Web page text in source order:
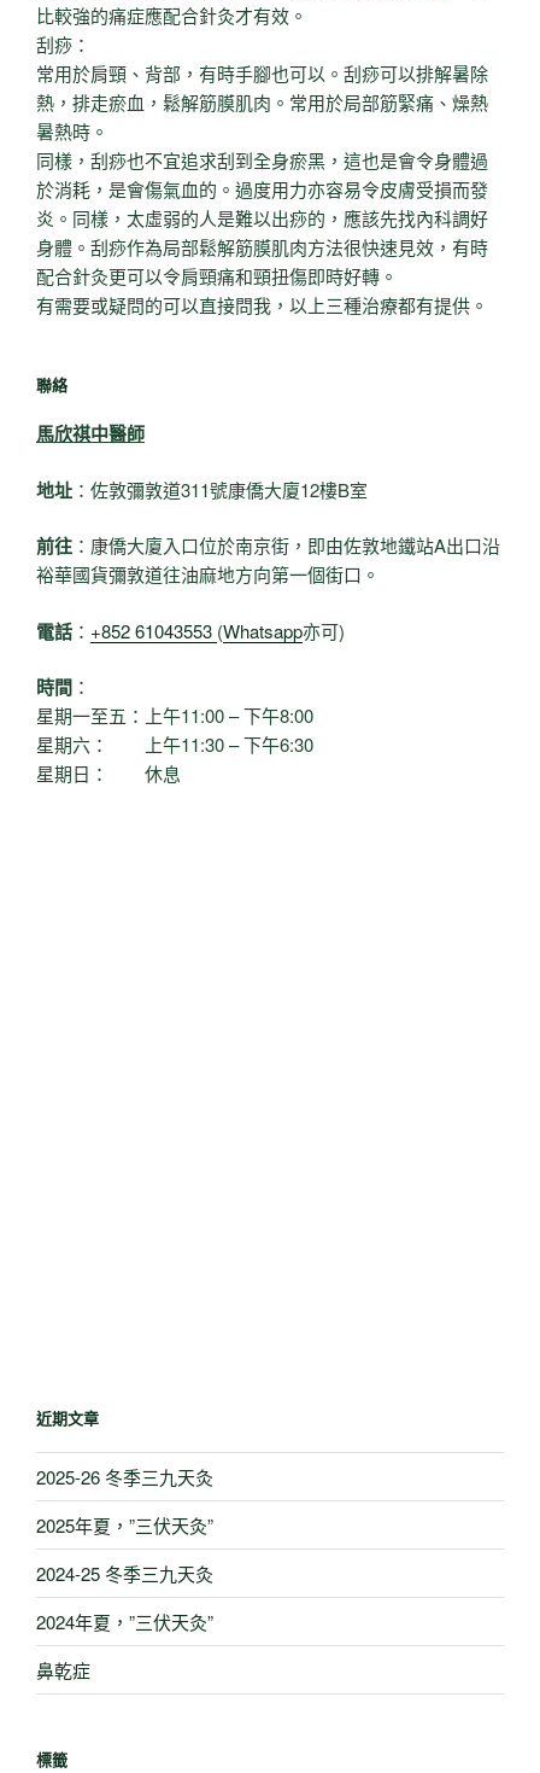
比較強的痛症應配合針灸才有效。
刮痧：
常用於肩頸、背部，有時手腳也可以。刮痧可以排解暑除
熱，排走瘀血，鬆解筋膜肌肉。常用於局部筋緊痛、燥熱
暑熱時。
同樣，刮痧也不宜追求刮到全身瘀黑，這也是會令身體過
於消耗，是會傷氣血的。過度用力亦容易令皮膚受損而發
炎。同樣，太虛弱的人是難以出痧的，應該先找內科調好
身體。刮痧作為局部鬆解筋膜肌肉方法很快速見效，有時
配合針灸更可以令肩頸痛和頸扭傷即時好轉。
有需要或疑問的可以直接問我，以上三種治療都有提供。
聯絡
馬欣祺中醫師
地址 ：佐敦彌敦道311號康僑大廈12樓B室
前往 ：康僑大廈入口位於南京街，即由佐敦地鐵站A出口沿
裕華國貨彌敦道往油麻地方向第一個街口。
電話 ： +852 61043553 (Whatsapp亦可)
時間 ：
星期一至五：上午11:00 – 下午8:00
星期六： 上午11:30 – 下午6:30
星期日： 休息
近期文章
2025-26 冬季三九天灸
2025年夏，”三伏天灸”
2024-25 冬季三九天灸
2024年夏，”三伏天灸”
鼻乾症
標籤